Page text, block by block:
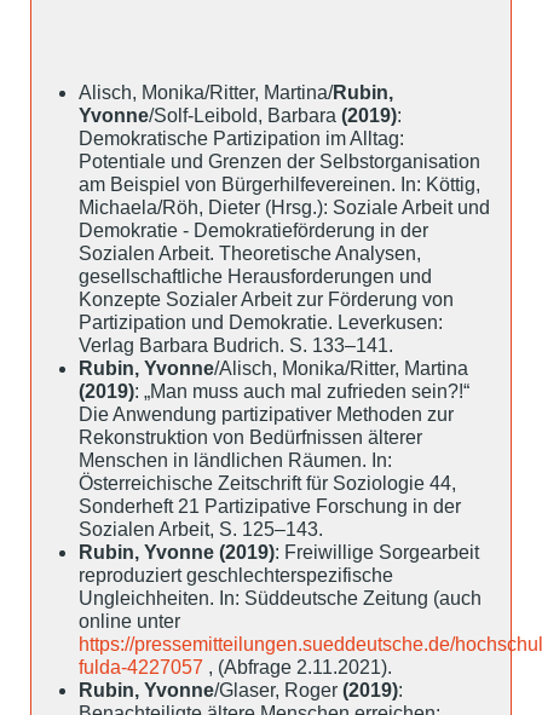
Alisch, Monika/Ritter, Martina/Rubin,
Yvonne/Solf-Leibold, Barbara (2019):
Demokratische Partizipation im Alltag:
Potentiale und Grenzen der Selbstorganisation
am Beispiel von Bürgerhilfevereinen. In: Köttig,
Michaela/Röh, Dieter (Hrsg.): Soziale Arbeit und
Demokratie - Demokratieförderung in der
Sozialen Arbeit. Theoretische Analysen,
gesellschaftliche Herausforderungen und
Konzepte Sozialer Arbeit zur Förderung von
Partizipation und Demokratie. Leverkusen:
Verlag Barbara Budrich. S. 133–141.
Rubin, Yvonne/Alisch, Monika/Ritter, Martina
(2019): „Man muss auch mal zufrieden sein?!“
Die Anwendung partizipativer Methoden zur
Rekonstruktion von Bedürfnissen älterer
Menschen in ländlichen Räumen. In:
Österreichische Zeitschrift für Soziologie 44,
Sonderheft 21 Partizipative Forschung in der
Sozialen Arbeit, S. 125–143.
Rubin, Yvonne (2019): Freiwillige Sorgearbeit
reproduziert geschlechterspezifische
Ungleichheiten. In: Süddeutsche Zeitung (auch
online unter
https://pressemitteilungen.sueddeutsche.de/
fulda-4227057 , (Abfrage 2.11.2021).
Rubin, Yvonne/Glaser, Roger (2019):